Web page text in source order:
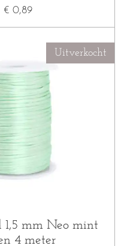
€ 0,89
Uitverkocht
1,5 mm Neo mint
4 meter